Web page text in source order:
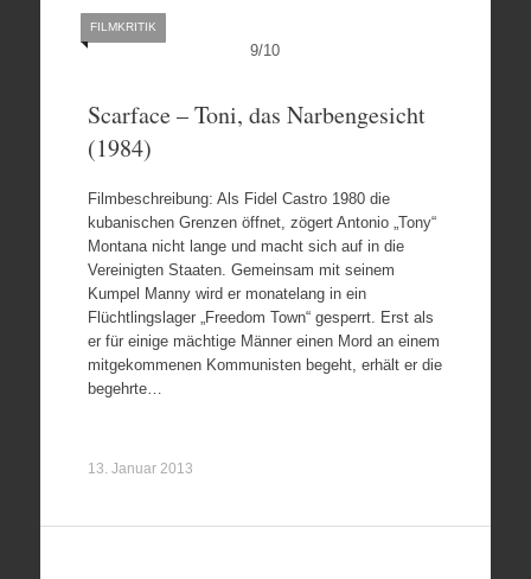
9/10
FILMKRITIK
Scarface – Toni, das Narbengesicht
(1984)
Filmbeschreibung: Als Fidel Castro 1980 die
kubanischen Grenzen öffnet, zögert Antonio „Tony“
Montana nicht lange und macht sich auf in die
Vereinigten Staaten. Gemeinsam mit seinem
Kumpel Manny wird er monatelang in ein
Flüchtlingslager „Freedom Town“ gesperrt. Erst als
er für einige mächtige Männer einen Mord an einem
mitgekommenen Kommunisten begeht, erhält er die
begehrte…
13. Januar 2013